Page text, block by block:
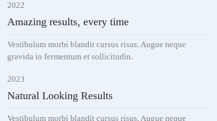
2022
Amazing results, every time
Vestibulum morbi blandit cursus risus. Augue neque
gravida in fermentum et sollicitudin.
2023
Natural Looking Results
Vestibulum morbi blandit cursus risus. Augue neque